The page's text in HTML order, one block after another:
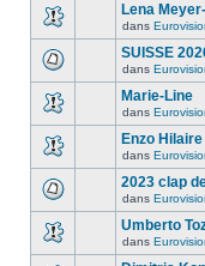
Lena
dans
SUISSE
dans
Marie-Line
dans
Enzo Hilaire
dans
2023 clap
dans
Umberto
dans